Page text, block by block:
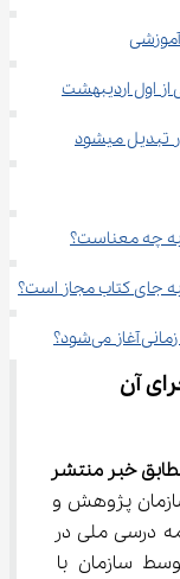
اول اردیبهشت
تبدیل میشود
چه معناست؟
به جای کتاب مجاز است؟
آن
خبر منتشر
پژوهش و
درسی ملی در
سازمان با